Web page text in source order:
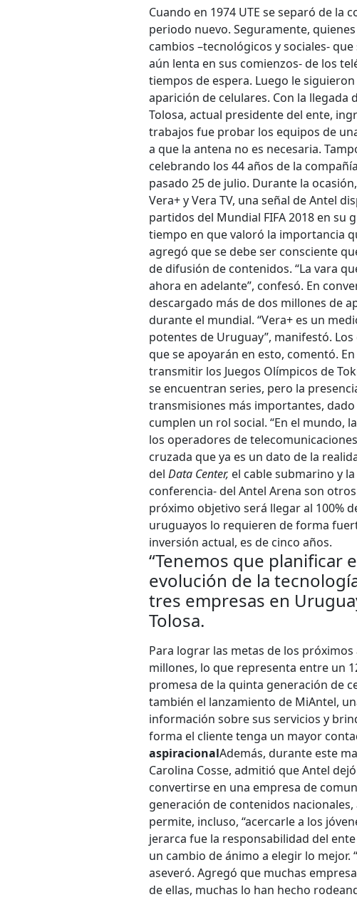
Cuando en 1974 UTE se separó de la
periodo nuevo. Seguramente,
cambios –tecnológicos y sociales-
aún lenta en sus comienzos- de los
tiempos de espera. Luego le
aparición de celulares. Con la llegada
Tolosa, actual presidente del ente,
trabajos fue probar los equipos de
a que la antena no es necesaria.
celebrando los 44 años de la
pasado 25 de julio. Durante la
Vera+ y Vera TV, una señal de Antel
partidos del Mundial FIFA 2018 en su
tiempo en que valoró la importancia
agregó que se debe ser consciente
de difusión de contenidos. “La vara
ahora en adelante”, confesó. En
descargado más de dos millones de
durante el mundial. “Vera+ es un
potentes de Uruguay”, manifestó.
que se apoyarán en esto, comentó.
transmitir los Juegos Olímpicos de
se encuentran series, pero la
transmisiones más importantes,
cumplen un rol social. “En el mundo,
los operadores de
cruzada que ya es un dato de la
del Data Center, el cable submarino y
conferencia- del Antel Arena son
próximo objetivo será llegar al 100%
uruguayos lo requieren de forma
inversión actual, es de cinco años.
“Tenemos que planificar
evolución de la
tres empresas en
Tolosa.
Para lograr las metas de los
millones, lo que representa entre un
promesa de la quinta generación de
también el lanzamiento de MiAntel,
información sobre sus servicios y
forma el cliente tenga un mayor
aspiracionalAdemás, durante este
Carolina Cosse, admitió que Antel
convertirse en una empresa de
generación de contenidos
permite, incluso, “acercarle a los
jerarca fue la responsabilidad del
un cambio de ánimo a elegir lo
aseveró. Agregó que muchas
de ellas, muchas lo han hecho